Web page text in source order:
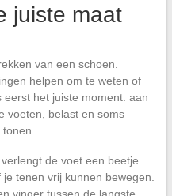
juiste maat
van een schoen.
helpen om te weten of
het juiste moment: aan
voeten, belast en soms
de voet een beetje.
tenen vrij kunnen bewegen.